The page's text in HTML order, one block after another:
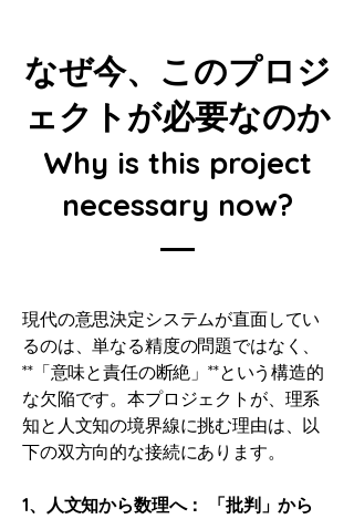
なぜ今、このプロジ
ェクトが必要なのか
Why is this project
necessary now?
現代の意思決定システムが直面してい
るのは、単なる精度の問題ではなく、
**「意味と責任の断絶」**という構造的
な欠陥です。本プロジェクトが、理系
知と人文知の境界線に挑む理由は、以
下の双方向的な接続にあります。
1、人文知から数理へ： 「批判」から